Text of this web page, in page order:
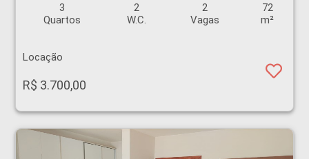
3
Quartos
2
W.C.
2
Vagas
72
m²
Locação
R$ 3.700,00